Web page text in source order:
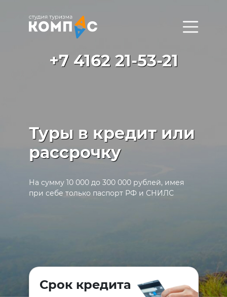
+7 4162 21-53-21
Туры в кредит или
рассрочку
На сумму 10 000 до 300 000 рублей, имея
при себе только паспорт РФ и СНИЛС
Срок кредита